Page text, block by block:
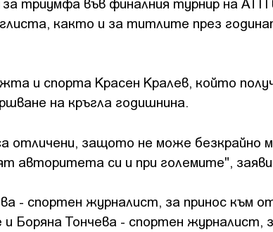
както и за титлите през
и спорта Красен Кралев, който
на кръгла годишнина.
отличени, защото не може безкрайно
авторитета си и при големите",
- спортен журналист, за принос към
Боряна Тончева - спортен журналист,